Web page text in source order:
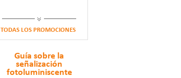
FOTOLUMINISCENTE
TODAS LOS PROMOCIONES
Guía sobre la
señalización
fotoluminiscente